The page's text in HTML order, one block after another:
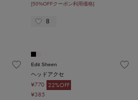
[50%OFFクーポン利用価格]
8
Edit Sheen
ヘッドアクセ
¥770 22%OFF
¥385